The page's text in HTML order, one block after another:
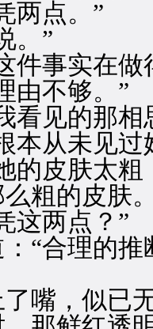
点。”
。”
事实在做
不够。”
见的那相
从未见过
皮肤太粗
粗的皮肤
两点？”
合理的推
嘴，似已